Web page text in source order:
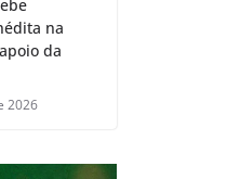
na
da
2026